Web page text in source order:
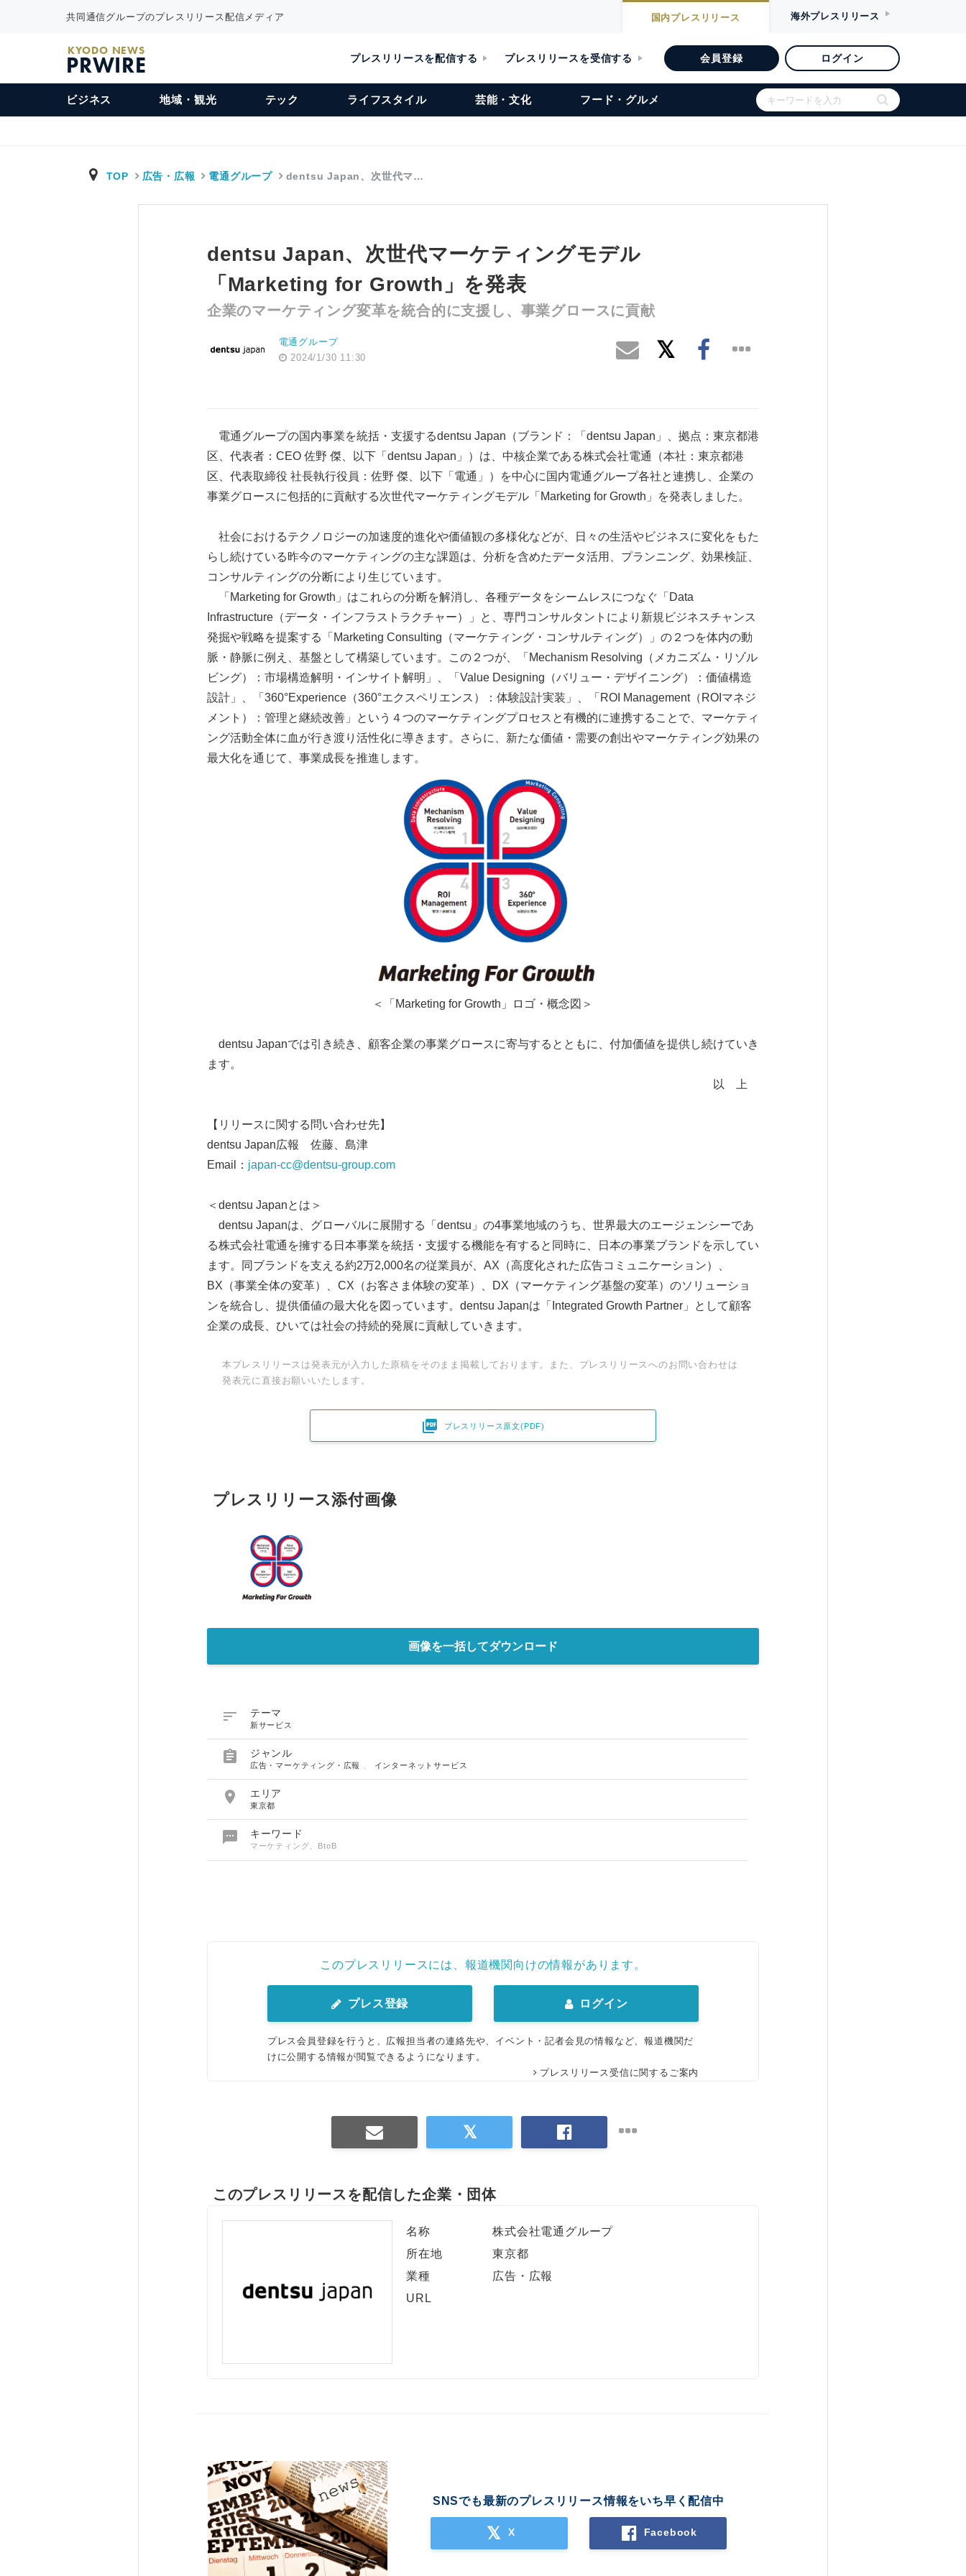
共同通信グループのプレスリリース配信メディア 国内プレスリリース 海外プレスリリース
KYODO NEWS
PRWIRE プレスリリースを配信する プレスリリースを受信する 会員登録 ログイン
ビジネス 地域・観光 テック ライフスタイル 芸能・文化 フード・グルメ
TOP 広告・広報 電通グループ dentsu Japan、次世代マ…
dentsu Japan、次世代マーケティングモデル
「Marketing for Growth」を発表
企業のマーケティング変革を統合的に支援し、事業グロースに貢献
電通グループ
2024/1/30 11:30
電通グループの国内事業を統括・支援するdentsu Japan（ブランド：「dentsu Japan」、拠点：東京都港
区、代表者：CEO 佐野 傑、以下「dentsu Japan」）は、中核企業である株式会社電通（本社：東京都港
区、代表取締役 社長執行役員：佐野 傑、以下「電通」）を中心に国内電通グループ各社と連携し、企業の
事業グロースに包括的に貢献する次世代マーケティングモデル「Marketing for Growth」を発表しました。
社会におけるテクノロジーの加速度的進化や価値観の多様化などが、日々の生活やビジネスに変化をもた
らし続けている昨今のマーケティングの主な課題は、分析を含めたデータ活用、プランニング、効果検証、
コンサルティングの分断により生じています。
「Marketing for Growth」はこれらの分断を解消し、各種データをシームレスにつなぐ「Data
Infrastructure（データ・インフラストラクチャー）」と、専門コンサルタントにより新規ビジネスチャンス
発掘や戦略を提案する「Marketing Consulting（マーケティング・コンサルティング）」の２つを体内の動
脈・静脈に例え、基盤として構築しています。この２つが、「Mechanism Resolving（メカニズム・リゾル
ビング）：市場構造解明・インサイト解明」、「Value Designing（バリュー・デザイニング）：価値構造
設計」、「360°Experience（360°エクスペリエンス）：体験設計実装」、「ROI Management（ROIマネジ
メント）：管理と継続改善」という４つのマーケティングプロセスと有機的に連携することで、マーケティ
ング活動全体に血が行き渡り活性化に導きます。さらに、新たな価値・需要の創出やマーケティング効果の
最大化を通じて、事業成長を推進します。
＜「Marketing for Growth」ロゴ・概念図＞
dentsu Japanでは引き続き、顧客企業の事業グロースに寄与するとともに、付加価値を提供し続けていき
ます。
以 上
【リリースに関する問い合わせ先】
dentsu Japan広報 佐藤、島津
Email： japan-cc@dentsu-group.com
＜dentsu Japanとは＞
dentsu Japanは、グローバルに展開する「dentsu」の4事業地域のうち、世界最大のエージェンシーであ
る株式会社電通を擁する日本事業を統括・支援する機能を有すると同時に、日本の事業ブランドを示してい
ます。同ブランドを支える約2万2,000名の従業員が、AX（高度化された広告コミュニケーション）、
BX（事業全体の変革）、CX（お客さま体験の変革）、DX（マーケティング基盤の変革）のソリューショ
ンを統合し、提供価値の最大化を図っています。dentsu Japanは「Integrated Growth Partner」として顧客
企業の成長、ひいては社会の持続的発展に貢献していきます。
本プレスリリースは発表元が入力した原稿をそのまま掲載しております。また、プレスリリースへのお問い合わせは
発表元に直接お願いいたします。
 プレスリリース原文(PDF)
プレスリリース添付画像
画像を一括してダウンロード
 テーマ
新サービス
 ジャンル
広告・マーケティング・広報 インターネットサービス
 エリア
東京都
 キーワード
マーケティング、BtoB
このプレスリリースには、報道機関向けの情報があります。
プレス登録 ログイン
プレス会員登録を行うと、広報担当者の連絡先や、イベント・記者会見の情報など、報道機関だ
けに公開する情報が閲覧できるようになります。
プレスリリース受信に関するご案内
このプレスリリースを配信した企業・団体
名称
株式会社電通グループ
所在地
東京都
業種
広告・広報
URL
SNSでも最新のプレスリリース情報をいち早く配信中
X Facebook
Japanese